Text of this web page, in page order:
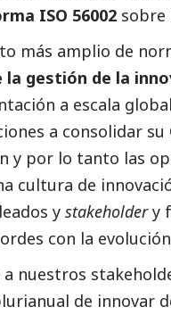
ISO 56002 sobre
más amplio de
gestión de la
a escala
a consolidar
y por lo tanto las
cultura de
y stakeholdery
con la
nuestros
de innovar